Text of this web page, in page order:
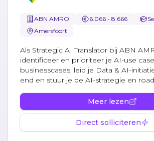
ABN AMRO 6.066 - 8.666
Amersfoort
Als Strategic AI Translator bij ABN
identificeer en prioriteer je AI-use
businesscases, leid je Data & AI-
end en stuur je de AI-strategie en
Meer lezen
Direct solliciteren